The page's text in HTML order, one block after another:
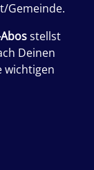
Gemeinde.
stellst
Deinen
wichtigen